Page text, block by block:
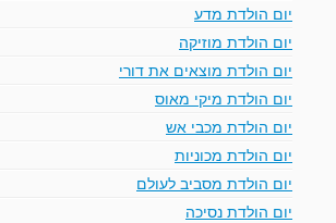
יום הולדת מדע
יום הולדת מוזיקה
יום הולדת מוצאים את דורי
יום הולדת מיקי מאוס
יום הולדת מכבי אש
יום הולדת מכוניות
יום הולדת מסביב לעולם
יום הולדת נסיכה